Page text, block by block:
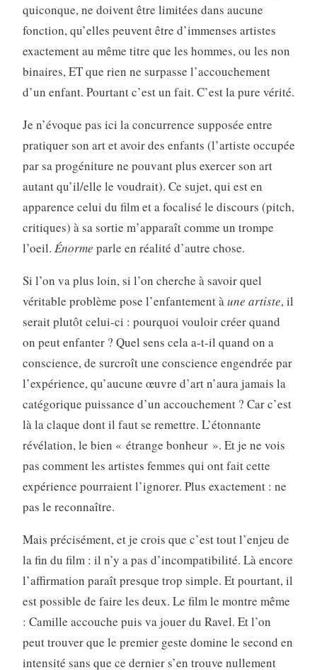
quiconque, ne doivent être limitées dans aucune
fonction, qu’elles peuvent être d’immenses artistes
exactement au même titre que les hommes, ou les non
binaires, ET que rien ne surpasse l’accouchement
d’un enfant. Pourtant c’est un fait. C’est la pure vérité.
Je n’évoque pas ici la concurrence supposée entre
pratiquer son art et avoir des enfants (l’artiste occupée
par sa progéniture ne pouvant plus exercer son art
autant qu’il/elle le voudrait). Ce sujet, qui est en
apparence celui du film et a focalisé le discours (pitch,
critiques) à sa sortie m’apparaît comme un trompe
l’oeil. Énorme parle en réalité d’autre chose.
Si l’on va plus loin, si l’on cherche à savoir quel
véritable problème pose l’enfantement àune artiste, il
serait plutôt celui-ci : pourquoi vouloir créer quand
on peut enfanter ? Quel sens cela a-t-il quand on a
conscience, de surcroît une conscience engendrée par
l’expérience, qu’aucune œuvre d’art n’aura jamais la
catégorique puissance d’un accouchement ? Car c’est
là la claque dont il faut se remettre. L’étonnante
révélation, le bien « étrange bonheur ». Et je ne vois
pas comment les artistes femmes qui ont fait cette
expérience pourraient l’ignorer. Plus exactement : ne
pas le reconnaître.
Mais précisément, et je crois que c’est tout l’enjeu de
la fin du film : il n’y a pas d’incompatibilité. Là encore
l’affirmation paraît presque trop simple. Et pourtant, il
est possible de faire les deux. Le film le montre même
: Camille accouche puis va jouer du Ravel. Et l’on
peut trouver que le premier geste domine le second en
intensité sans que ce dernier s’en trouve nullement